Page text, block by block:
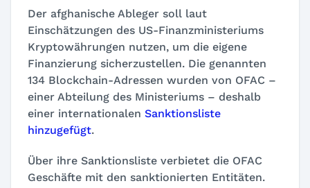
Der afghanische Ableger soll laut
Einschätzungen des US-Finanzministeriums
Kryptowährungen nutzen, um die eigene
Finanzierung sicherzustellen. Die genannten
134 Blockchain-Adressen wurden von OFAC –
einer Abteilung des Ministeriums – deshalb
einer internationalen Sanktionsliste
hinzugefügt.
Über ihre Sanktionsliste verbietet die OFAC
Geschäfte mit den sanktionierten Entitäten.